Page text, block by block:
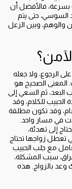
بسرعة، فالأفضل أن
السوسي، حتى يتم
والوهم، وبين الزعل
الرجوع، ولا جعله
المعنى الصحيح هو
البعد، ثم السعي إلى
الحبيب للكلام، وقد
وقد تكون مطلقة
في مسار واحد.
إلى تهدئة،
تعطل زواجها تحتاج
مع جلب الحبيب
سبب المشكلة،
وعد بالزواج. هذه